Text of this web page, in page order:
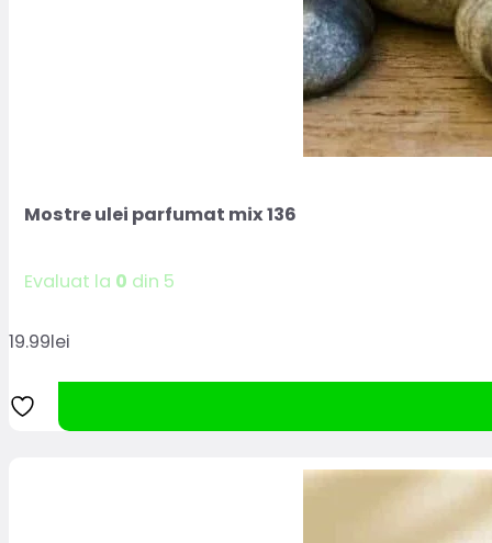
Mostre ulei parfumat mix 136
Evaluat la 0 din 5
19.99lei